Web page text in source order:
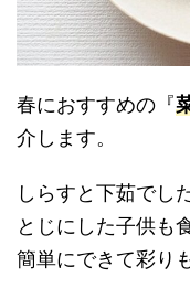
春におすすめの『
介します。
しらすと下茹でし
とじにした子供も
簡単にできて彩り